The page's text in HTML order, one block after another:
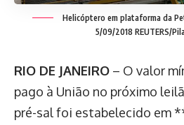
Helicóptero em plataforma da
5/09/2018 REUTERS/
RIO DE JANEIRO – O valor
pago à União no próximo
pré-sal foi estabelecido em